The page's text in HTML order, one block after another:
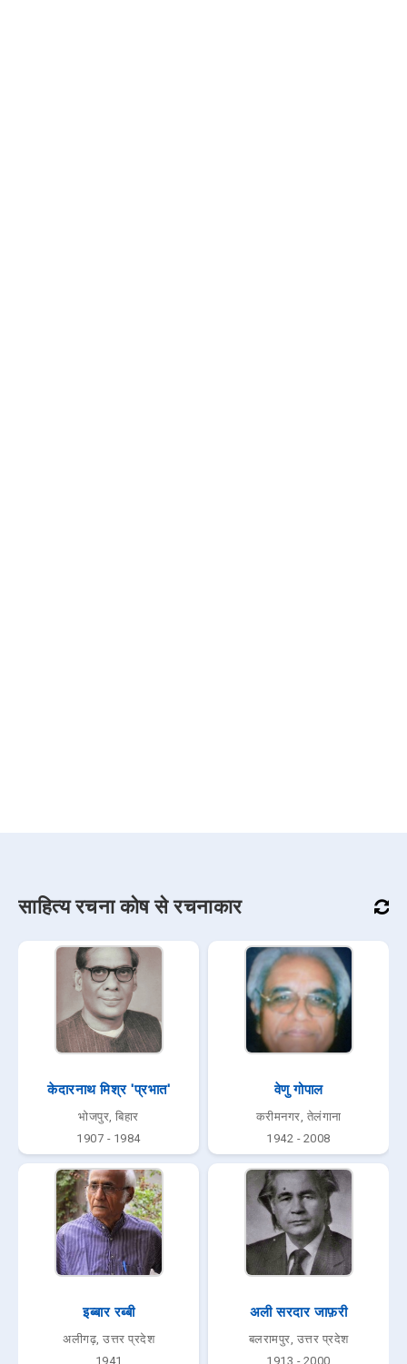
साहित्य रचना कोष से रचनाकार
केदारनाथ मिश्र 'प्रभात'
भोजपुर, बिहार
1907 - 1984
वेणु गोपाल
करीमनगर, तेलंगाना
1942 - 2008
इब्बार रब्बी
अलीगढ़, उत्तर प्रदेश
1941
अली सरदार जाफ़री
बलरामपुर, उत्तर प्रदेश
1913 - 2000